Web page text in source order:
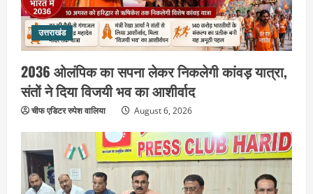
उत्तराखंड
2036 ओलंपिक का सपना लेकर निकलेगी कांवड़ यात्रा,
संतों ने दिया विजयी भव का आशीर्वाद
चीफ एडिटर रुपेश वालिया August 6, 2026
3 August 6, 2026
4
उत्तराखंड
महंत यति रामस्वरूप आनंद गिरि को लेकर पूरे
दिन चला हाई वोल्टेज ड्रामा, चौकी से अपने
साथ ले गए यति नरसिंहानंद गिरी
August 5, 2026
5
जिला जेल में गूंजा मां गंगा का महिमा गान,
संगीतमय कथा से कैदियों को मिला आध्यात्मिक
संदेश
August 5, 2026